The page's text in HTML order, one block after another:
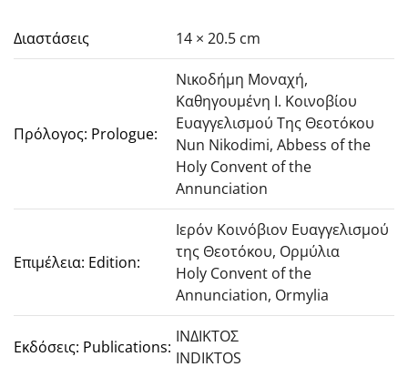
Διαστάσεις 14 × 20.5 cm
Πρόλογος: Prologue:
Νικοδήμη Μοναχή,
Καθηγουμένη Ι. Κοινοβίου
Ευαγγελισμού Της Θεοτόκου
Nun Nikodimi, Abbess of the
Holy Convent of the
Annunciation
Επιμέλεια: Edition:
Ιερόν Κοινόβιον Ευαγγελισμού
της Θεοτόκου, Ορμύλια
Holy Convent of the
Annunciation, Ormylia
Εκδόσεις: Publications:
ΙΝΔΙΚΤΟΣ
INDIKTOS